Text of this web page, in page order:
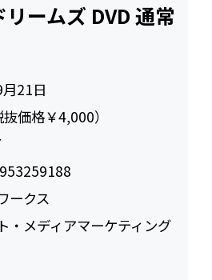
ームズ DVD 通常
21日
価格￥4,000）
ークス
・メディアマーケティング